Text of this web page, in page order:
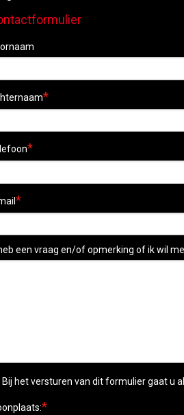
*
*
*
heb een vraag en/of opmerking of ik wil
Bij het versturen van dit formulier gaat u
*